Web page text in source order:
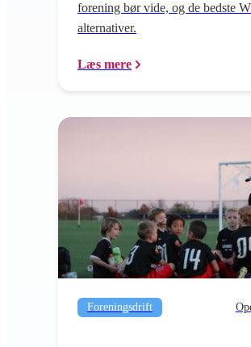
forening bør vide, og de bedste
alternativer.
Læs mere
Foreningsdrift